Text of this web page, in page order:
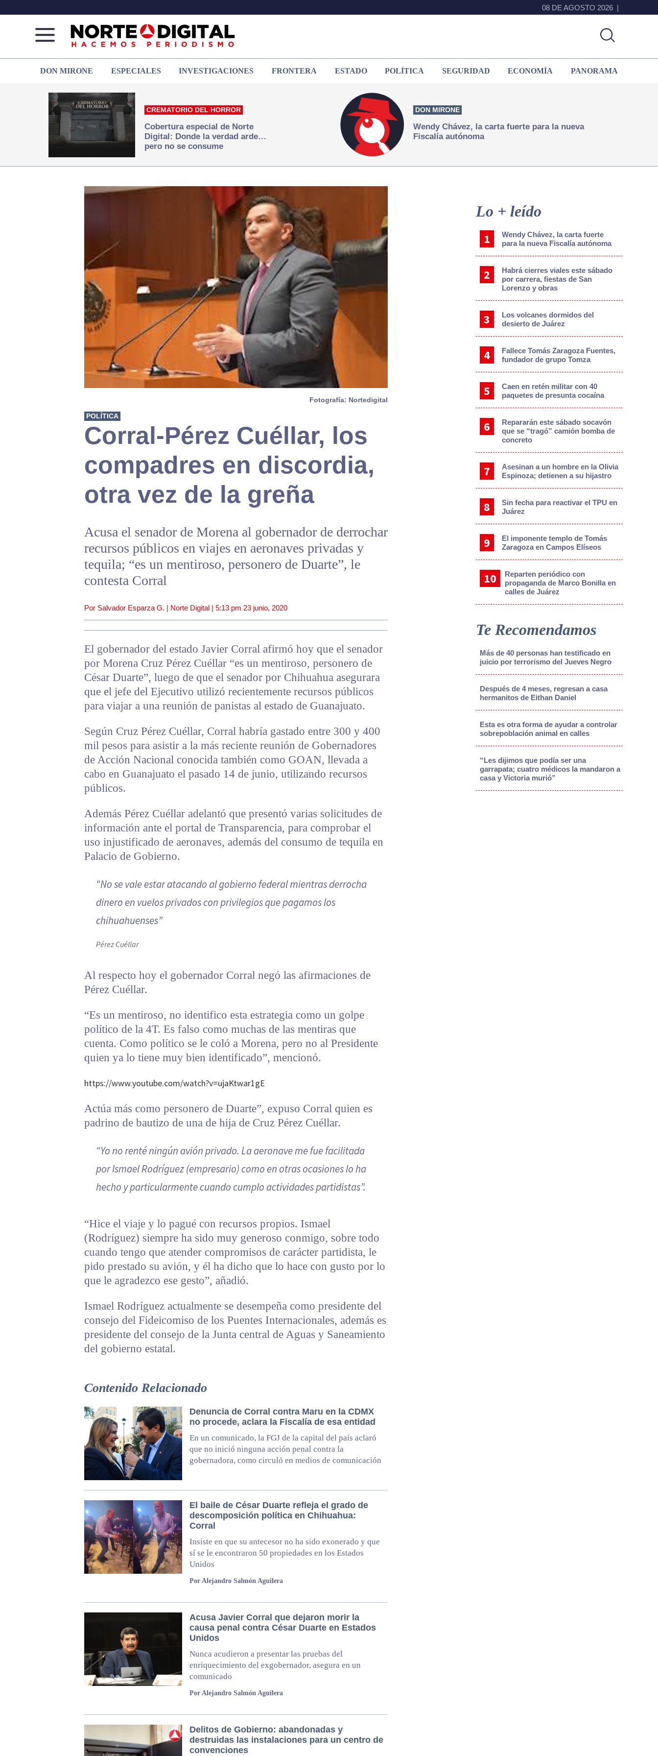
08 DE AGOSTO 2026
de
Juárez
que
hacemos periodismo
DON MIRONE ESPECIALES INVESTIGACIONES FRONTERA ESTADO POLÍTICA SEGURIDAD ECONOMÍA PANORAMA
CREMATORIO DEL HORROR
Cobertura especial de Norte
Digital: Donde la verdad arde…
pero no se consume
DON MIRONE
Wendy Chávez, la carta fuerte para la nueva
Fiscalía autónoma
Fotografía: Nortedigital
POLÍTICA
Corral-Pérez Cuéllar, los
compadres en discordia,
otra vez de la greña
Acusa el senador de Morena al gobernador de derrochar
recursos públicos en viajes en aeronaves privadas y
tequila; “es un mentiroso, personero de Duarte”, le
contesta Corral
Por Salvador Esparza G. | Norte Digital | 5:13 pm 23 junio, 2020
El gobernador del estado Javier Corral afirmó hoy que el senador
por Morena Cruz Pérez Cuéllar “es un mentiroso, personero de
César Duarte”, luego de que el senador por Chihuahua asegurara
que el jefe del Ejecutivo utilizó recientemente recursos públicos
para viajar a una reunión de panistas al estado de Guanajuato.
Según Cruz Pérez Cuéllar, Corral habría gastado entre 300 y 400
mil pesos para asistir a la más reciente reunión de Gobernadores
de Acción Nacional conocida también como GOAN, llevada a
cabo en Guanajuato el pasado 14 de junio, utilizando recursos
públicos.
Además Pérez Cuéllar adelantó que presentó varias solicitudes de
información ante el portal de Transparencia, para comprobar el
uso injustificado de aeronaves, además del consumo de tequila en
Palacio de Gobierno.
“No se vale estar atacando al gobierno federal mientras derrocha
dinero en vuelos privados con privilegios que pagamos los
chihuahuenses”
Pérez Cuéllar
Al respecto hoy el gobernador Corral negó las afirmaciones de
Pérez Cuéllar.
“Es un mentiroso, no identifico esta estrategia como un golpe
político de la 4T. Es falso como muchas de las mentiras que
cuenta. Como político se le coló a Morena, pero no al Presidente
quien ya lo tiene muy bien identificado”, mencionó.
https://www.youtube.com/watch?v=ujaKtwar1gE
Actúa más como personero de Duarte”, expuso Corral quien es
padrino de bautizo de una de hija de Cruz Pérez Cuéllar.
“Yo no renté ningún avión privado. La aeronave me fue facilitada
por Ismael Rodríguez (empresario) como en otras ocasiones lo ha
hecho y particularmente cuando cumplo actividades partidistas”.
“Hice el viaje y lo pagué con recursos propios. Ismael
(Rodríguez) siempre ha sido muy generoso conmigo, sobre todo
cuando tengo que atender compromisos de carácter partidista, le
pido prestado su avión, y él ha dicho que lo hace con gusto por lo
que le agradezco ese gesto”, añadió.
Ismael Rodríguez actualmente se desempeña como presidente del
consejo del Fideicomiso de los Puentes Internacionales, además es
presidente del consejo de la Junta central de Aguas y Saneamiento
del gobierno estatal.
Contenido Relacionado
Denuncia de Corral contra Maru en la CDMX
no procede, aclara la Fiscalía de esa entidad
En un comunicado, la FGJ de la capital del país aclaró
que no inició ninguna acción penal contra la
gobernadora, como circuló en medios de comunicación
El baile de César Duarte refleja el grado de
descomposición política en Chihuahua:
Corral
Insiste en que su antecesor no ha sido exonerado y que
sí se le encontraron 50 propiedades en los Estados
Unidos
Por Alejandro Salmón Aguilera
Acusa Javier Corral que dejaron morir la
causa penal contra César Duarte en Estados
Unidos
Nunca acudieron a presentar las pruebas del
enriquecimiento del exgobernador, asegura en un
comunicado
Por Alejandro Salmón Aguilera
Delitos de Gobierno: abandonadas y
destruidas las instalaciones para un centro de
convenciones
Sidebar
Lo + leído
Wendy Chávez, la carta fuerte
para la nueva Fiscalía autónoma
Habrá cierres viales este sábado
por carrera, fiestas de San
Lorenzo y obras
Los volcanes dormidos del
desierto de Juárez
Fallece Tomás Zaragoza Fuentes,
fundador de grupo Tomza
Caen en retén militar con 40
paquetes de presunta cocaína
Repararán este sábado socavón
que se “tragó” camión bomba de
concreto
Asesinan a un hombre en la Olivia
Espinoza; detienen a su hijastro
Sin fecha para reactivar el TPU en
Juárez
El imponente templo de Tomás
Zaragoza en Campos Elíseos
Reparten periódico con
propaganda de Marco Bonilla en
calles de Juárez
Te Recomendamos
Más de 40 personas han testificado en
juicio por terrorismo del Jueves Negro
Después de 4 meses, regresan a casa
hermanitos de Eithan Daniel
Esta es otra forma de ayudar a controlar
sobrepoblación animal en calles
“Les dijimos que podía ser una
garrapata; cuatro médicos la mandaron a
casa y Victoria murió”